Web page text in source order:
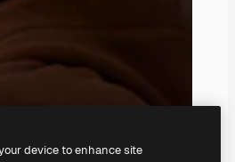
device to enhance site